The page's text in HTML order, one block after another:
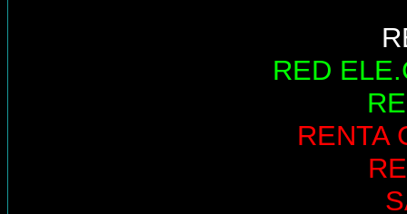
RED
RENTA